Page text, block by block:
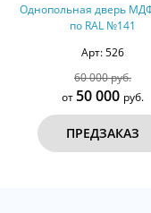
дверь МДФ окрас
по RAL №141
Арт: 526
60 000 руб.
50 000руб.
ПРЕДЗАКАЗ